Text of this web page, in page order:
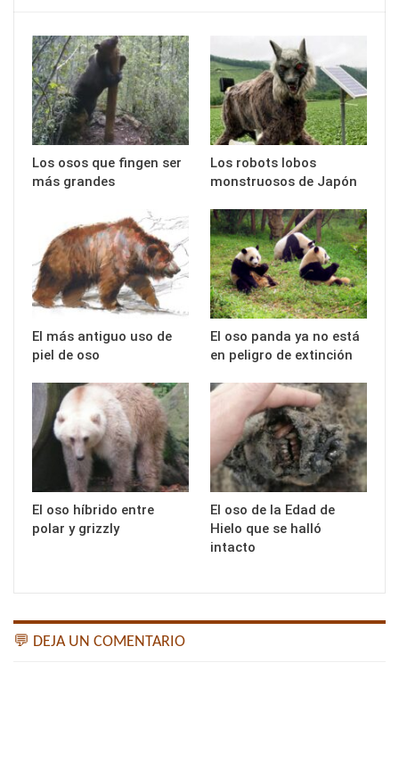
Los osos que fingen ser
más grandes
Los robots lobos
monstruosos de Japón
El más antiguo uso de
piel de oso
El oso panda ya no está
en peligro de extinción
El oso híbrido entre
polar y grizzly
El oso de la Edad de
Hielo que se halló
intacto
💬 DEJA UN COMENTARIO